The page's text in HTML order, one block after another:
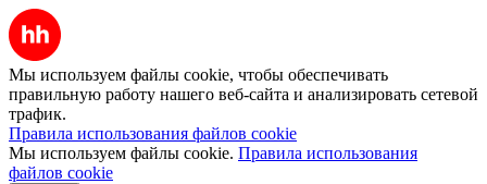
Мы используем файлы cookie, чтобы обеспечивать
правильную работу нашего веб-сайта и анализировать сетевой
трафик.
Правила использования файлов cookie
Мы используем файлы cookie. Правила использования
файлов cookie